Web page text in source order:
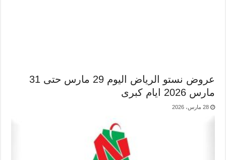
عروض نستو الرياض اليوم 29 مارس حتى 31
مارس 2026 ايام كبرى
28 مارس، 2026